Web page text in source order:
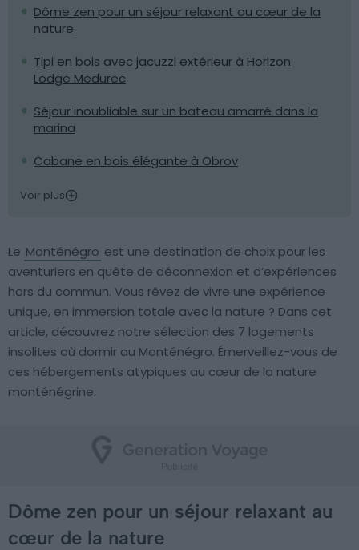
Dôme zen pour un séjour relaxant au cœur de la
nature
Tipi en bois avec jacuzzi extérieur à Horizon
Lodge Medurec
Séjour inoubliable sur un bateau amarré dans la
marina
Cabane en bois élégante à Obrov
Voir plus
Le Monténégro est une destination de choix pour les
aventuriers en quête de déconnexion et d’expériences
hors du commun. Vous rêvez de vivre une expérience
unique, en immersion totale avec la nature ? Dans cet
article, découvrez notre sélection des 7 logements
insolites où dormir au Monténégro. Émerveillez-vous de
ces hébergements atypiques au cœur de la nature
monténégrine.
Dôme zen pour un séjour relaxant au
cœur de la nature